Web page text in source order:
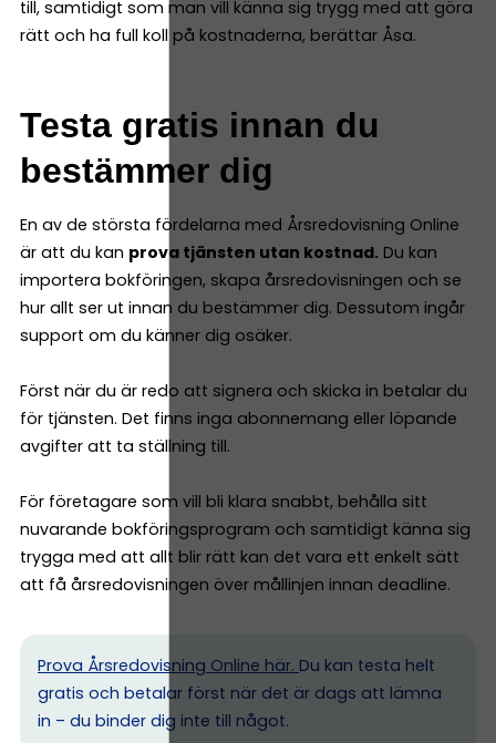
till, samtidigt som man vill känna sig trygg med att göra
rätt och ha full koll på kostnaderna, berättar Åsa.
Testa gratis innan du
bestämmer dig
En av de största fördelarna med Årsredovisning Online
är att du kan prova tjänsten utan kostnad. Du kan
importera bokföringen, skapa årsredovisningen och se
hur allt ser ut innan du bestämmer dig. Dessutom ingår
support om du känner dig osäker.
Först när du är redo att signera och skicka in betalar du
för tjänsten. Det finns inga abonnemang eller löpande
avgifter att ta ställning till.
För företagare som vill bli klara snabbt, behålla sitt
nuvarande bokföringsprogram och samtidigt känna sig
trygga med att allt blir rätt kan det vara ett enkelt sätt
att få årsredovisningen över mållinjen innan deadline.
Prova Årsredovisning Online här. Du kan testa helt
gratis och betalar först när det är dags att lämna
in – du binder dig inte till något.